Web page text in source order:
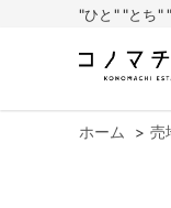
"ひと" "とち"
ホーム 売